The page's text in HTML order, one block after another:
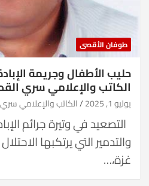
طوفان الأقصى
حليب الأطفال وجريمة
الكاتب والإعلامي سري
يوليو 1, 2025 الكاتب والإعلامي
التصعيد في وتيرة جرائم
والتدمير التي يرتكبها
غزة،…